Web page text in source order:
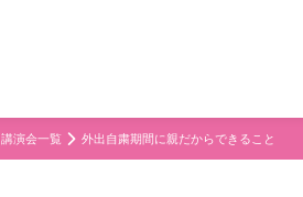
講演会一覧 外出自粛期間に親だからできること